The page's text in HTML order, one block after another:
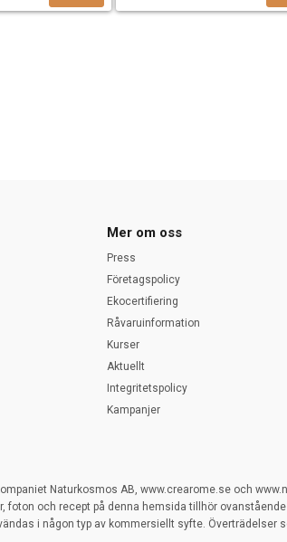
Mer om oss
Press
Företagspolicy
Ekocertifiering
Råvaruinformation
Kurser
Aktuellt
Integritetspolicy
Kampanjer
Naturkosmos AB, www.crearome.se och
foton och recept på denna hemsida tillhör ovanstående
i någon typ av kommersiellt syfte. Överträdelser